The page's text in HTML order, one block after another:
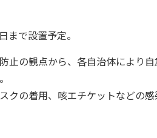
で設置予定。
止の観点から、各自治体により
クの着用、咳エチケットなどの